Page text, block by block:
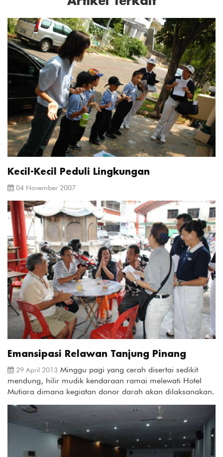
Kecil-Kecil Peduli Lingkungan
04 November 2007
Emansipasi Relawan Tanjung Pinang
29 April 2013 Minggu pagi yang cerah disertai sedikit
mendung, hilir mudik kendaraan ramai melewati Hotel
Mutiara dimana kegiatan donor darah akan dilaksanakan.